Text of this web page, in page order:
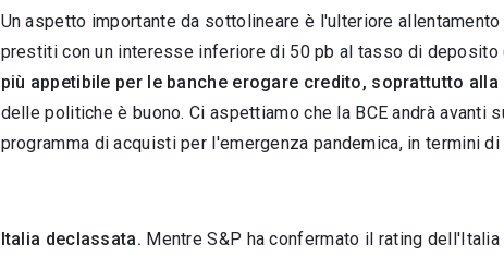
Un aspetto importante da sottolineare è l'ulteriore
prestiti con un interesse inferiore di 50 pb al tasso di
più appetibile per le banche erogare credito, soprattutto
delle politiche è buono. Ci aspettiamo che la BCE andrà
programma di acquisti per l'emergenza pandemica, in termini
Italia declassata. Mentre S&P ha confermato il rating